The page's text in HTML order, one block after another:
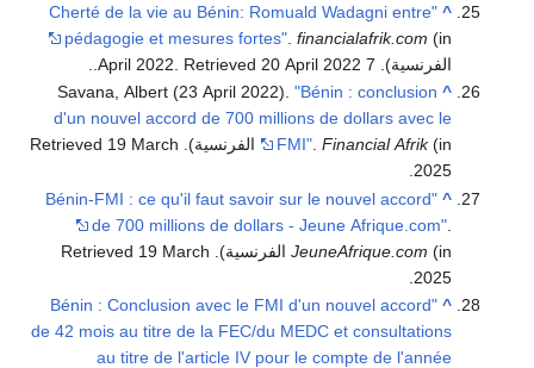
^
"Cherté de la vie au Bénin: Romuald Wadagni entre
pédagogie et mesures fortes" .financialafrik.com (in
الفرنسية). 7 April 2022
. Retrieved 20 April 2022
.
^
Savana, Albert (23 April 2022)."Bénin : conclusion
d'un nouvel accord de 700 millions de dollars avec le
FMI" .Financial Afrik(in الفرنسية) . Retrieved
19 March
2025
^
"Bénin-FMI : ce qu'il faut savoir sur le nouvel accord
de 700 millions de dollars - Jeune Afrique.com"
JeuneAfrique.com (in الفرنسية) . Retrieved
19 March
2025
^
"Bénin : Conclusion avec le FMI d'un nouvel accord
de 42 mois au titre de la FEC/du MEDC et consultations
au titre de l'article IV pour le compte de l'année